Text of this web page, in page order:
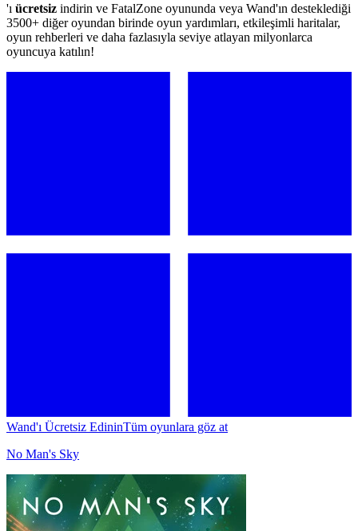
'ı ücretsiz indirin ve FatalZone oyununda veya Wand'ın desteklediği
3500+ diğer oyundan birinde oyun yardımları, etkileşimli haritalar,
oyun rehberleri ve daha fazlasıyla seviye atlayan milyonlarca
oyuncuya katılın!
Wand'ı Ücretsiz EdininTüm oyunlara göz at
No Man's Sky